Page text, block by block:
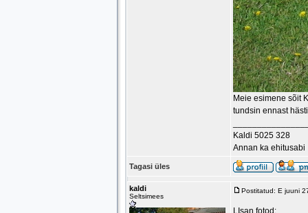
Meie esimene sõit
tundsin ennast
Kaldi 5025 328
Annan ka ehitusabi
Tagasi üles
kaldi
Seltsimees
Postitatud: E juuni
LIsan fotod: